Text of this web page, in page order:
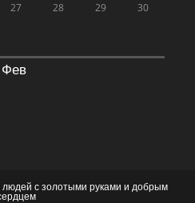
27 28 29 30
с золотыми руками и добрым